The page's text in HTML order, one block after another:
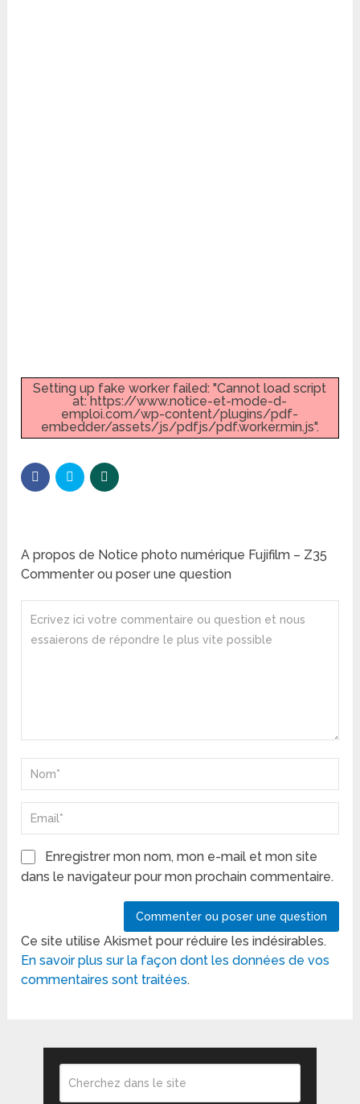
Setting up fake worker failed: "Cannot load script
at: https://www.notice-et-mode-d-
emploi.com/wp-content/plugins/pdf-
embedder/assets/js/pdfjs/pdf.worker.min.js".
A propos de Notice photo numérique Fujifilm – Z35
Commenter ou poser une question
Enregistrer mon nom, mon e-mail et mon site
dans le navigateur pour mon prochain commentaire.
Ce site utilise Akismet pour réduire les indésirables.
En savoir plus sur la façon dont les données de vos
commentaires sont traitées.